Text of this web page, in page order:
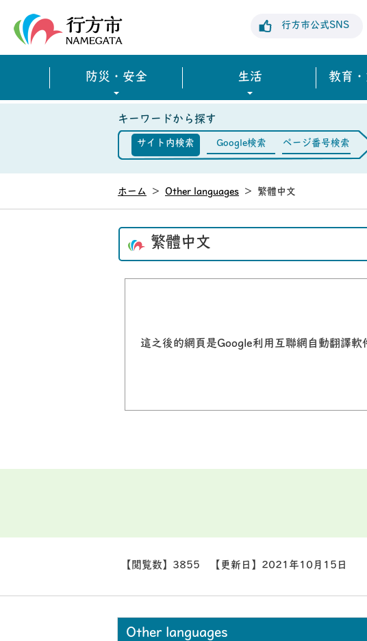
行方市公式SNS
防災・安全 生活 教育
キーワードから探す
サイト内検索 Google検索 ページ番号検索
ホーム > Other languages > 繁體中文
繁體中文
這之後的網頁是Google利用互聯網自動翻譯軟
【閲覧数】 3855 【更新日】 2021年10月15日
Other languages